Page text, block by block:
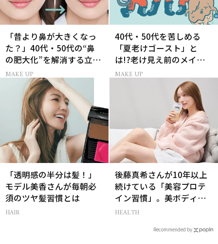
「昔より鼻が大きくなっ
た？」40代・50代の“鼻
の肥大化”を解消する立体
小鼻メイク
MAKE UP
40代・50代を苦しめる
「夏老けゴースト」と
は!?老け見え前のメイク
くずれ＆くすみ対策
MAKE UP
「透明感の半分は髪！」
モデル美香さんが毎朝必
須のツヤ髪習慣とは
HAIR
後藤真希さんが10年以上
続けている「美容プロテ
イン習慣」。美ボディを
支える朝ルーティンと
HEALTH
Recommended by